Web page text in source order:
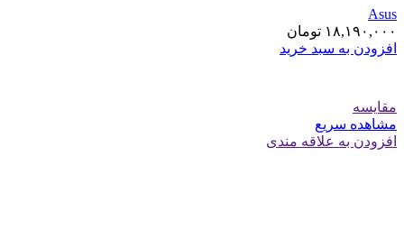
Asus
۱۸,۱۹۰,۰۰۰ تومان
افزودن به سبد خرید
مقایسه
مشاهده سریع
افزودن به علاقه مندی